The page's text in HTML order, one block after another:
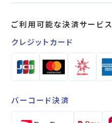
ご利用可能な決済サービス
クレジットカード
バーコード決済